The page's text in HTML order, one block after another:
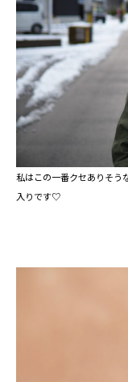
私はこの一番クセありそう
入りです♡